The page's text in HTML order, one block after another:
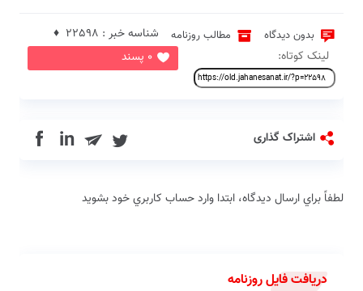
بدون دیدگاه مطالب روزنامه
0 پسند
شناسه خبر : 22598 ♦
لینک کوتاه:
اشتراک گذاری in
لطفاً براي ارسال دیدگاه، ابتدا وارد حساب كاربري خود بشويد
دریافت فایل روزنامه